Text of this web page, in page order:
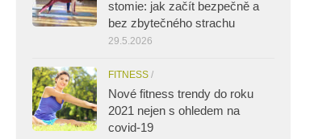
stomie: jak začít bezpečně a
bez zbytečného strachu
29.5.2026
FITNESS /
Nové fitness trendy do roku
2021 nejen s ohledem na
covid-19